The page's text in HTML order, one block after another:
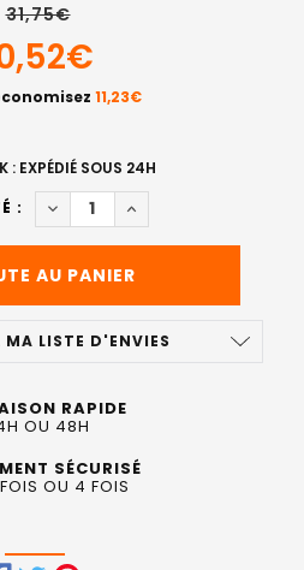
31,75€
11,23€
: EXPÉDIÉ SOUS 24H
:
DIMINUER LA QUANTITÉ DE
AUGMENTER LA
LISTE D'ENVIES
RAPIDE
OU 48H
SÉCURISÉ
OU 4 FOIS